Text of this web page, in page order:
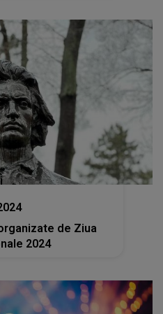
de Ziua
2024